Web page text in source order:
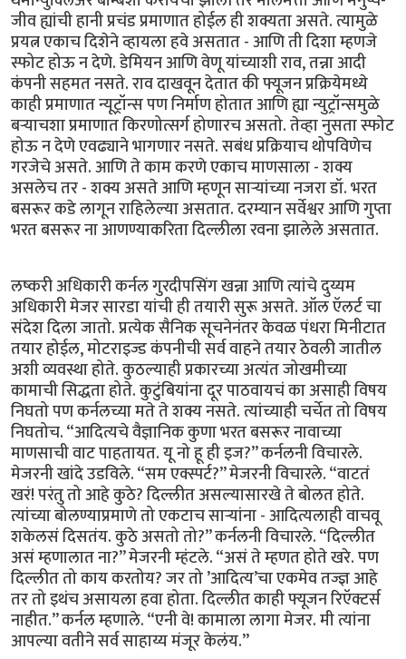
जीव ह्यांची हानी प्रचंड प्रमाणात होईल ही शक्यता असते. त्यामुळे
प्रयत्न एकाच दिशेने व्हायला हवे असतात - आणि ती दिशा म्हणजे
स्फोट होऊ न देणे. डेमियन आणि वेणू यांच्याशी राव, तन्ना आदी
कंपनी सहमत नसते. राव दाखवून देतात की फ्यूजन प्रक्रियेमध्ये
काही प्रमाणात न्यूट्रॉन्स पण निर्माण होतात आणि ह्या न्युट्रॉन्समुळे
बर्‍याचशा प्रमाणात किरणोत्सर्ग होणारच असतो. तेव्हा नुसता स्फोट
होऊ न देणे एवढ्याने भागणार नसते. सबंध प्रक्रियाच थोपविणेच
गरजेचे असते. आणि ते काम करणे एकाच माणसाला - शक्य
असलेच तर - शक्य असते आणि म्हणून सार्‍यांच्या नजरा डॉ. भरत
बसरूर कडे लागून राहिलेल्या असतात. दरम्यान सर्वेश्वर आणि गुप्ता
भरत बसरूर ना आणण्याकरिता दिल्लीला रवना झालेले असतात.
लष्करी अधिकारी कर्नल गुरदीपसिंग खन्ना आणि त्यांचे दुय्यम
अधिकारी मेजर सारडा यांची ही तयारी सुरू असते. ऑल ऍलर्ट चा
संदेश दिला जातो. प्रत्येक सैनिक सूचनेनंतर केवळ पंधरा मिनीटात
तयार होईल, मोटराइज्ड कंपनीची सर्व वाहने तयार ठेवली जातील
अशी व्यवस्था होते. कुठल्याही प्रकारच्या अत्यंत जोखमीच्या
कामाची सिद्धता होते. कुटुंबियांना दूर पाठवायचं का असाही विषय
निघतो पण कर्नलच्या मते ते शक्य नसते. त्यांच्याही चर्चेत तो विषय
निघतोच. “आदित्यचे वैज्ञानिक कुणा भरत बसरूर नावाच्या
माणसाची वाट पाहतायत. यू नो हू ही इज?” कर्नलनी विचारले.
मेजरनी खांदे उडविले. “सम एक्स्पर्ट?” मेजरनी विचारले. “वाटतं
खरं! परंतु तो आहे कुठे? दिल्लीत असल्यासारखे ते बोलत होते.
त्यांच्या बोलण्याप्रमाणे तो एकटाच सार्‍यांना - आदित्यलाही वाचवू
शकेलसं दिसतंय. कुठे असतो तो?” कर्नलनी विचारले. “दिल्लीत
असं म्हणालात ना?” मेजरनी म्हंटले. “असं ते म्हणत होते खरे. पण
दिल्लीत तो काय करतोय? जर तो ’आदित्य’चा एकमेव तज्ज्ञ आहे
तर तो इथंच असायला हवा होता. दिल्लीत काही फ्यूजन रिऍक्टर्स
नाहीत.” कर्नल म्हणाले. “एनी वे! कामाला लागा मेजर. मी त्यांना
आपल्या वतीने सर्व साहाय्य मंजूर केलंय.”